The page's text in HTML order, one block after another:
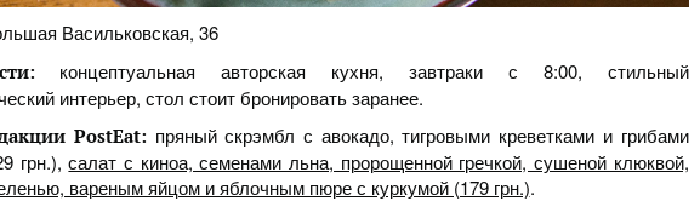
Васильковская, 36
концептуальная авторская кухня, завтраки с 8:00, стильный
интерьер, стол стоит бронировать заранее.
PostEat: пряный скрэмбл с авокадо, тигровыми креветками и грибами
грн.),салат с киноа, семенами льна, пророщенной гречкой, сушеной клюквой,
вареным яйцом и яблочным пюре с куркумой (179 грн.).